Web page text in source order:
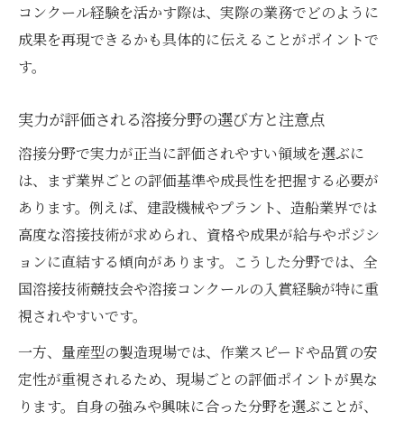
コンクール経験を活かす際は、実際の業務でどのように
成果を再現できるかも具体的に伝えることがポイントで
す。
実力が評価される溶接分野の選び方と注意点
溶接分野で実力が正当に評価されやすい領域を選ぶに
は、まず業界ごとの評価基準や成長性を把握する必要が
あります。例えば、建設機械やプラント、造船業界では
高度な溶接技術が求められ、資格や成果が給与やポジシ
ョンに直結する傾向があります。こうした分野では、全
国溶接技術競技会や溶接コンクールの入賞経験が特に重
視されやすいです。
一方、量産型の製造現場では、作業スピードや品質の安
定性が重視されるため、現場ごとの評価ポイントが異な
ります。自身の強みや興味に合った分野を選ぶことが、